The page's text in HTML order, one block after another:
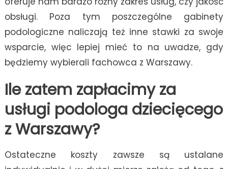
obsługi. Poza tym poszczególne gabinety
podologiczne naliczają też inne stawki za swoje
wsparcie, więc lepiej mieć to na uwadze, gdy
będziemy wybierali fachowca z Warszawy.
Ile zatem zapłacimy za
usługi podologa dziecięcego
z Warszawy?
Ostateczne koszty zawsze są ustalane